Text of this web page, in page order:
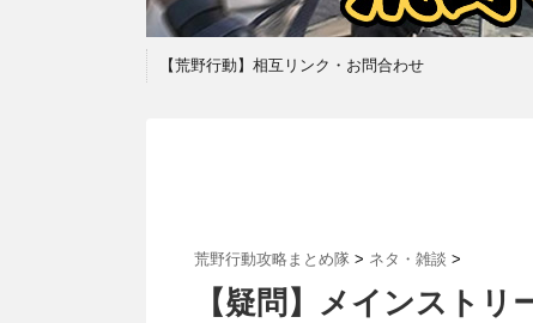
【荒野行動】相互リンク・お問合わせ
荒野行動攻略まとめ隊 > ネタ・雑談 >
【疑問】メインスト